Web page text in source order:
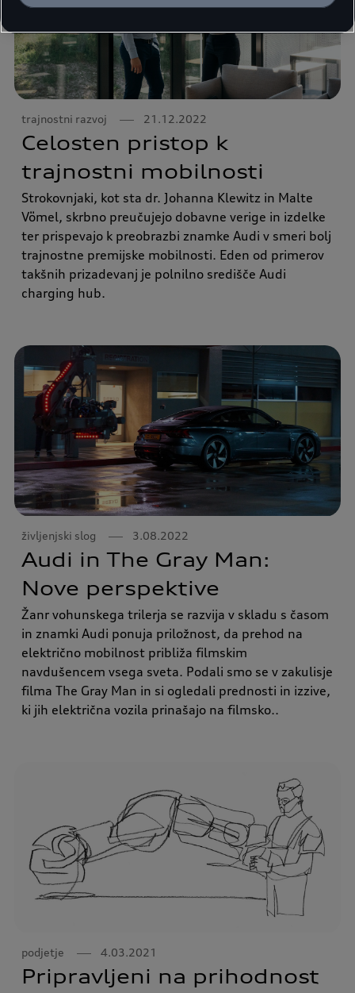
trajnostni razvoj 21.12.2022
Celosten pristop k
trajnostni mobilnosti
Strokovnjaki, kot sta dr. Johanna Klewitz in Malte
Vömel, skrbno preučujejo dobavne verige in izdelke
ter prispevajo k preobrazbi znamke Audi v smeri bolj
trajnostne premijske mobilnosti. Eden od primerov
takšnih prizadevanj je polnilno središče Audi
charging hub.
življenjski slog 3.08.2022
Audi in The Gray Man:
Nove perspektive
Žanr vohunskega trilerja se razvija v skladu s časom
in znamki Audi ponuja priložnost, da prehod na
električno mobilnost približa filmskim
navdušencem vsega sveta. Podali smo se v zakulisje
filma The Gray Man in si ogledali prednosti in izzive,
ki jih električna vozila prinašajo na filmsko..
podjetje 4.03.2021
Pripravljeni na prihodnost